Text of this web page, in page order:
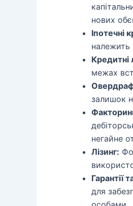
нових
Іпотечні
належить
Кредитні
межах
залишок
негайне
Лізинг:
Гарантії
для